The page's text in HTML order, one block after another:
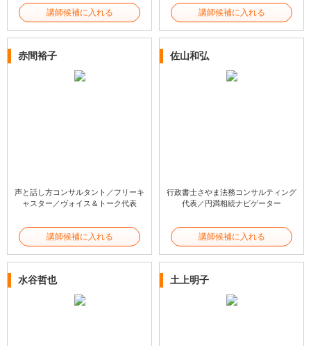
講師候補に入れる 講師候補に入れる
赤間裕子
声と話し方コンサルタント／フリーキ
ャスター／ヴォイス＆トーク代表
講師候補に入れる
佐山和弘
行政書士さやま法務コンサルティング
代表／円満相続ナビゲーター
講師候補に入れる
水谷哲也 土上明子